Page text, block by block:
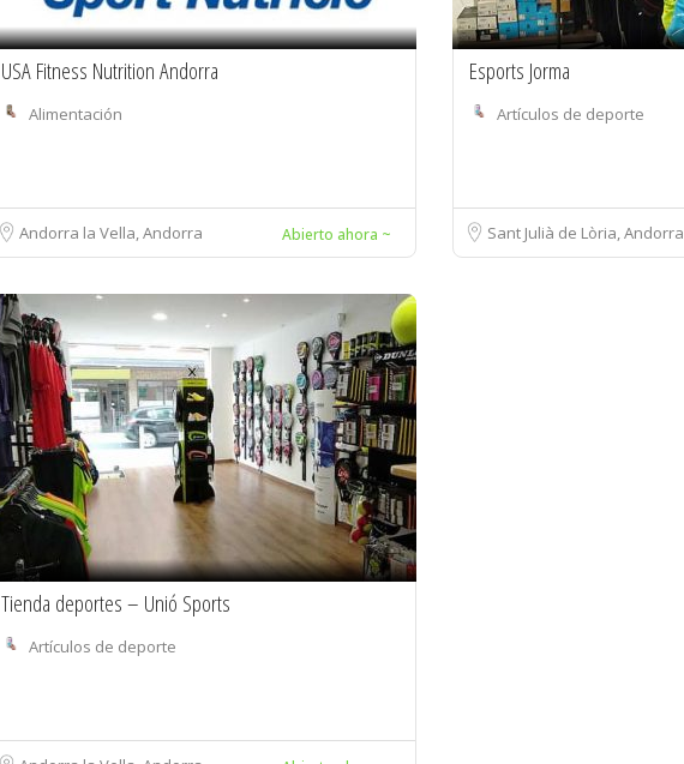
USA Fitness Nutrition Andorra
Alimentación
Andorra la Vella, Andorra Abierto ahora ~
Esports Jorma
Artículos de deporte
Sant Julià de Lòria, Andorra
Tienda deportes – Unió Sports
Artículos de deporte